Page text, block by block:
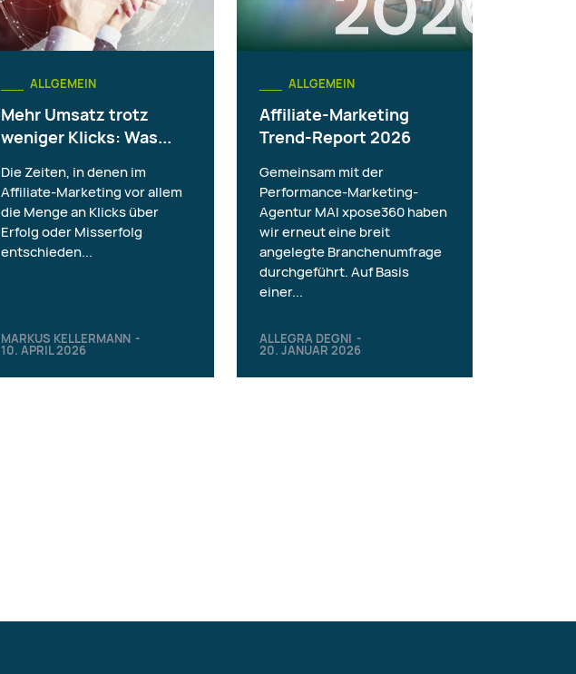
ALLGEMEIN
Mehr Umsatz trotz
weniger Klicks: Was...
MARKUS KELLERMANN -
10. APRIL 2026
Die Zeiten, in denen im
Affiliate-Marketing vor allem
die Menge an Klicks über
Erfolg oder Misserfolg
entschieden...
ALLGEMEIN
Affiliate-Marketing
Trend-Report 2026
ALLEGRA DEGNI -
20. JANUAR 2026
Gemeinsam mit der
Performance-Marketing-
Agentur MAI xpose360 haben
wir erneut eine breit
angelegte Branchenumfrage
durchgeführt. Auf Basis
einer...